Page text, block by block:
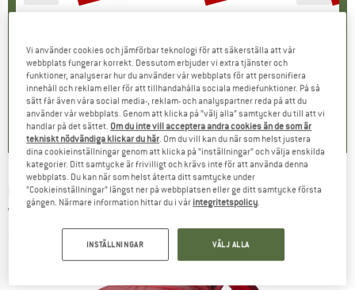
pris
€
)
Produktgrupp
Vandringsryggsäck
Pris
139,95 €Reducerat pris
48,98 €
4,0(11 )
Produktgrupp
Vandringsryggsäck
Pris
139,95 €Reducerat pris
83,97 €
3,5(4)
GREGORY -Women's Maya 20 Plus -
Vandringsryggsäck
Vi använder cookies och jämförbar teknologi för att säkerställa att vår
webbplats fungerar korrekt. Dessutom erbjuder vi extra tjänster och
funktioner, analyserar hur du använder vår webbplats för att personifiera
innehåll och reklam eller för att tillhandahålla sociala mediefunktioner. På så
sätt får även våra social media-, reklam- och analyspartner reda på att du
använder vår webbplats. Genom att klicka på ”välj alla” samtycker du till att vi
handlar på det sättet. Om du inte vill acceptera andra cookies än de som är
tekniskt nödvändiga klickar du här. Om du vill kan du när som helst justera
dina cookieinställningar genom att klicka på ”inställningar” och välja enskilda
kategorier. Ditt samtycke är frivilligt och krävs inte för att använda denna
webbplats. Du kan när som helst återta ditt samtycke under
”Cookieinställningar” längst ner på webbplatsen eller ge ditt samtycke första
gången. Närmare information hittar du i vår integritetspolicy.
INSTÄLLNINGAR VÄLJ ALLA